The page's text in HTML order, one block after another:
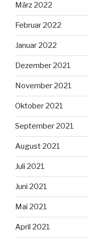
März 2022
Februar 2022
Januar 2022
Dezember 2021
November 2021
Oktober 2021
September 2021
August 2021
Juli 2021
Juni 2021
Mai 2021
April 2021